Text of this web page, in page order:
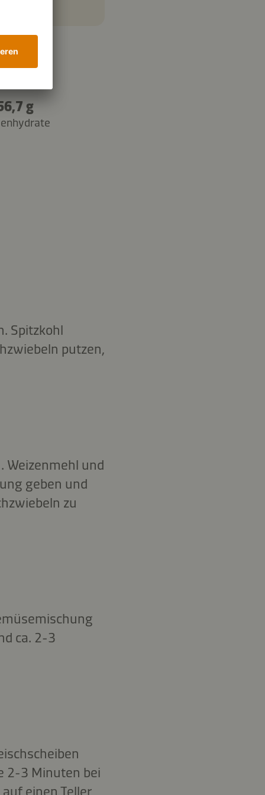
g
Spitzkohl
putzen,
Weizenmehl und
geben und
zu
ca. 2-3
2-3 Minuten bei
einen Teller